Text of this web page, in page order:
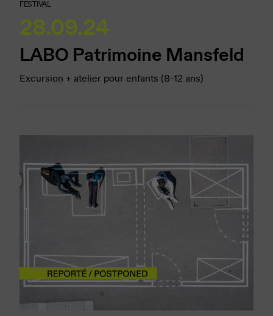
FESTIVAL
28.09.24
LABO Patrimoine Mansfeld
Excursion + atelier pour enfants (8-12 ans)